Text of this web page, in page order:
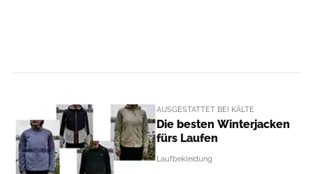
AUSGESTATTET BEI KÄLTE
Die besten Winterjacken
fürs Laufen
Laufbekleidung